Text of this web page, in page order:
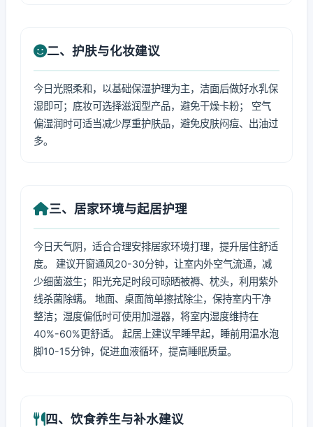
二、护肤与化妆建议
今日光照柔和，以基础保湿护理为主，洁面后做好水乳保
湿即可；底妆可选择滋润型产品，避免干燥卡粉； 空气
偏湿润时可适当减少厚重护肤品，避免皮肤闷痘、出油过
多。
三、居家环境与起居护理
今日天气阴，适合合理安排居家环境打理，提升居住舒适
度。 建议开窗通风20-30分钟，让室内外空气流通，减
少细菌滋生；阳光充足时段可晾晒被褥、枕头，利用紫外
线杀菌除螨。 地面、桌面简单擦拭除尘，保持室内干净
整洁；湿度偏低时可使用加湿器，将室内湿度维持在
40%-60%更舒适。 起居上建议早睡早起，睡前用温水泡
脚10-15分钟，促进血液循环，提高睡眠质量。
四、饮食养生与补水建议